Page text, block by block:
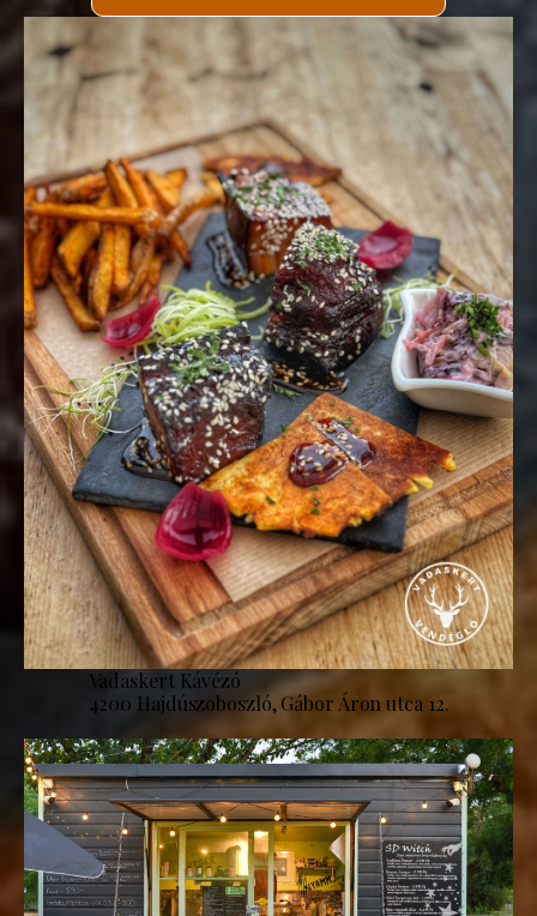
Vadaskert Kávézó
4200 Hajdúszoboszló, Gábor Áron utca 12.